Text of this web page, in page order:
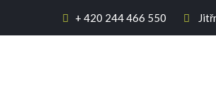
 + 420 244 466 550 